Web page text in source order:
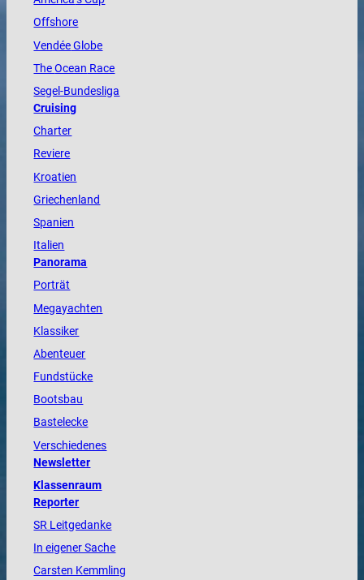
Offshore
VendéeGlobe
TheOcean Race
Segel-Bundesliga
Cruising
Charter
Reviere
Kroatien
Griechenland
Spanien
Italien
Panorama
Porträt
Megayachten
Klassiker
Abenteuer
Fundstücke
Bootsbau
Bastelecke
Verschiedenes
Newsletter
Klassenraum
Reporter
SR Leitgedanke
In eigener Sache
Carsten Kemmling